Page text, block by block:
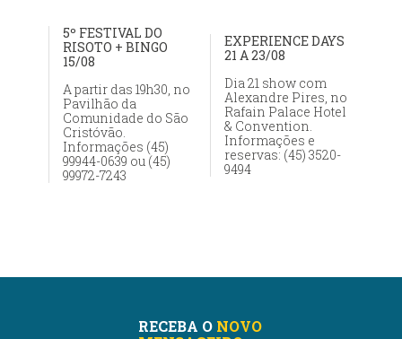
5º FESTIVAL DO
RISOTO + BINGO
15/08
A partir das 19h30, no
Pavilhão da
Comunidade do São
Cristóvão.
Informações (45)
99944-0639 ou (45)
99972-7243
EXPERIENCE DAYS
21 A 23/08
Dia 21 show com
Alexandre Pires, no
Rafain Palace Hotel
& Convention.
Informações e
reservas: (45) 3520-
9494
RECEBA O NOVO